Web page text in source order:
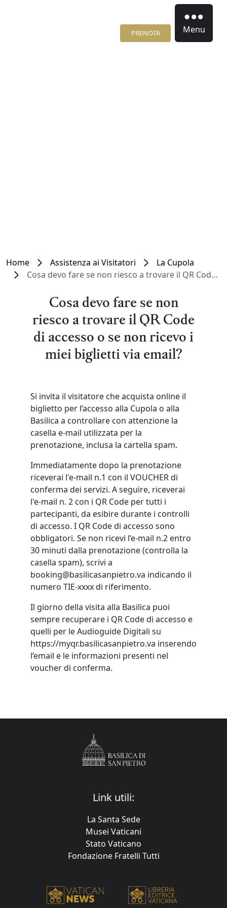
PRENOTA Menu
Home Assistenza ai Visitatori
La Cupola
Cosa devo fare se non riesco a trovare il QR Code di accesso o se non ricevo i miei biglietti via email?
Cosa devo fare se non
riesco a trovare il QR Code
di accesso o se non ricevo i
miei biglietti via email?
Si invita il visitatore che acquista online il
biglietto per l’accesso alla Cupola o alla
Basilica a controllare con attenzione la
casella e-mail utilizzata per la
prenotazione, inclusa la cartella spam.
Immediatamente dopo la prenotazione
riceverai l'e-mail n.1 con il VOUCHER di
conferma dei servizi. A seguire, riceverai
l'e-mail n. 2 con i QR Code per tutti i
partecipanti, da esibire durante i controlli
di accesso. I QR Code di accesso sono
obbligatori. Se non ricevi l’e-mail n.2 entro
30 minuti dalla prenotazione (controlla la
casella spam), scrivi a
booking@basilicasanpietro.va indicando il
numero TIE-xxxx di riferimento.
Il giorno della visita alla Basilica puoi
sempre recuperare i QR Code di accesso e
quelli per le Audioguide Digitali su
https://myqr.basilicasanpietro.va inserendo
l’email e le informazioni presenti nel
voucher di conferma.
Link utili:
La Santa Sede
Musei Vaticani
Stato Vaticano
Fondazione Fratelli Tutti